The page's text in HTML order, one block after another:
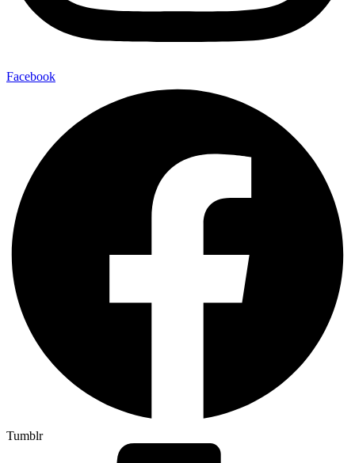
Facebook
Tumblr